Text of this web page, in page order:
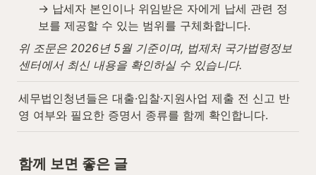
→ 납세자 본인이나 위임받은 자에게 납세 관련 정
보를 제공할 수 있는 범위를 구체화합니다.
위 조문은 2026년 5월 기준이며, 법제처 국가법령정보
센터에서 최신 내용을 확인하실 수 있습니다.
세무법인청년들은 대출·입찰·지원사업 제출 전 신고 반
영 여부와 필요한 증명서 종류를 함께 확인합니다.
함께 보면 좋은 글